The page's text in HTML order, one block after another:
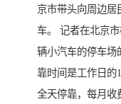
京市带头向周边居
车。 记者在北京
辆小汽车的停车场
靠时间是工作日的
全天停靠，每月收